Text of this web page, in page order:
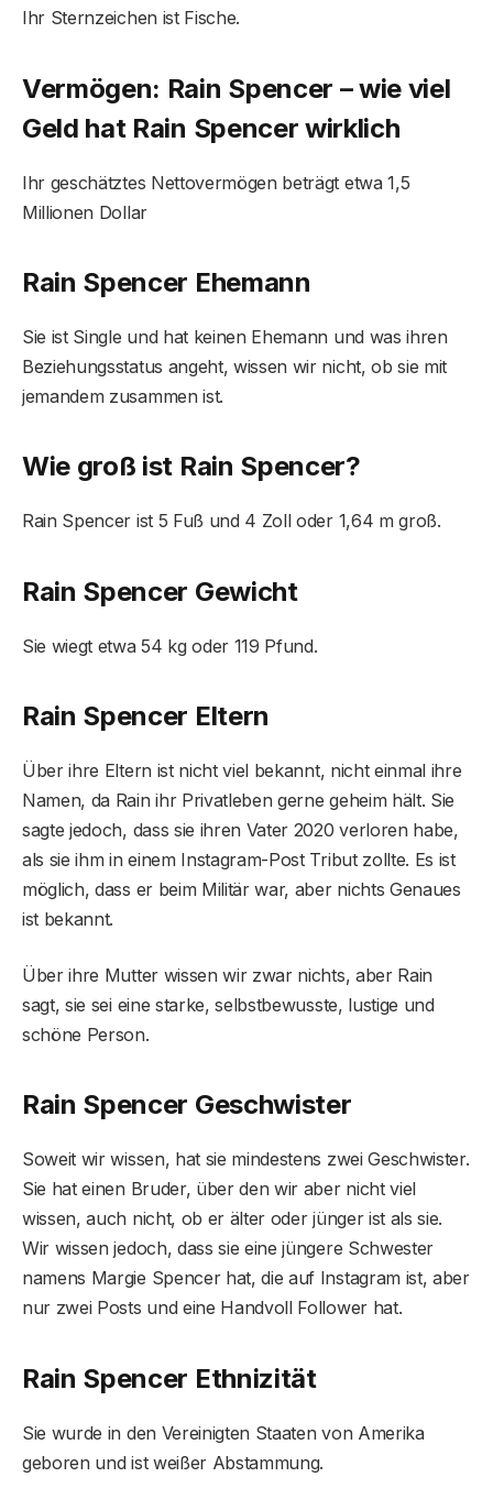
Ihr Sternzeichen ist Fische.
Vermögen: Rain Spencer – wie viel
Geld hat Rain Spencer wirklich
Ihr geschätztes Nettovermögen beträgt etwa 1,5
Millionen Dollar
Rain Spencer Ehemann
Sie ist Single und hat keinen Ehemann und was ihren
Beziehungsstatus angeht, wissen wir nicht, ob sie mit
jemandem zusammen ist.
Wie groß ist Rain Spencer?
Rain Spencer ist 5 Fuß und 4 Zoll oder 1,64 m groß.
Rain Spencer Gewicht
Sie wiegt etwa 54 kg oder 119 Pfund.
Rain Spencer Eltern
Über ihre Eltern ist nicht viel bekannt, nicht einmal ihre
Namen, da Rain ihr Privatleben gerne geheim hält. Sie
sagte jedoch, dass sie ihren Vater 2020 verloren habe,
als sie ihm in einem Instagram-Post Tribut zollte. Es ist
möglich, dass er beim Militär war, aber nichts Genaues
ist bekannt.
Über ihre Mutter wissen wir zwar nichts, aber Rain
sagt, sie sei eine starke, selbstbewusste, lustige und
schöne Person.
Rain Spencer Geschwister
Soweit wir wissen, hat sie mindestens zwei Geschwister.
Sie hat einen Bruder, über den wir aber nicht viel
wissen, auch nicht, ob er älter oder jünger ist als sie.
Wir wissen jedoch, dass sie eine jüngere Schwester
namens Margie Spencer hat, die auf Instagram ist, aber
nur zwei Posts und eine Handvoll Follower hat.
Rain Spencer Ethnizität
Sie wurde in den Vereinigten Staaten von Amerika
geboren und ist weißer Abstammung.